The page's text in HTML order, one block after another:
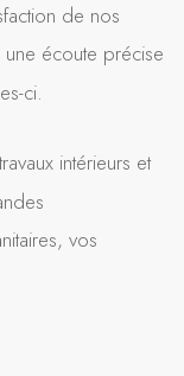
de nos
écoute précise
ci.
intérieurs et
vos